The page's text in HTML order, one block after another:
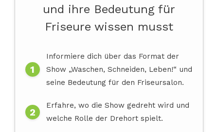
und ihre Bedeutung für
Friseure wissen musst
Informiere dich über das Format der
Show „Waschen, Schneiden, Leben!“ und
seine Bedeutung für den Friseursalon.
Erfahre, wo die Show gedreht wird und
welche Rolle der Drehort spielt.